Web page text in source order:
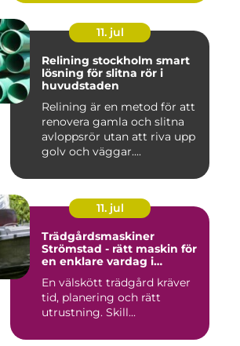
11. jul
Relining stockholm smart
lösning för slitna rör i
huvudstaden
Relining är en metod för att
renovera gamla och slitna
avloppsrör utan att riva upp
golv och väggar....
11. jul
Trädgårdsmaskiner
Strömstad - rätt maskin för
en enklare vardag i
En välskött trädgård kräver
tid, planering och rätt
utrustning. Skill...